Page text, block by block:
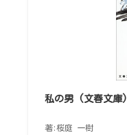
私の男 (文春文庫)
著:桜庭 一樹